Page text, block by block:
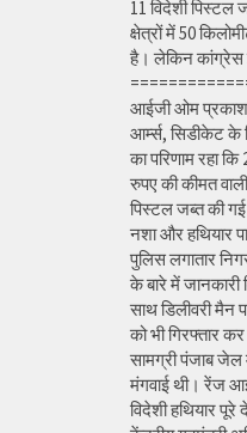
11 विदेशी पिस्टल
क्षेत्रों में 50
है। लेकिन कांग्रेस
आईजी ओम प्रकाश
आर्म्स, सिडीकेट के
का परिणाम रहा
रुपए की कीमत
पिस्टल जब्त की
नशा और हथियार
पुलिस लगातार
के बारे में जानकारी
साथ डिलीवरी मैन
को भी गिरफ्तार
सामग्री पंजाब जेल
मंगवाई थी। रेंज
विदेशी हथियार